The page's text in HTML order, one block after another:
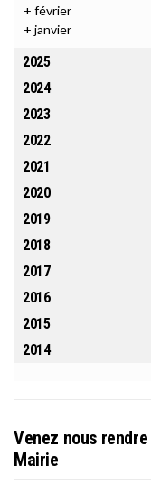
+ février
+ janvier
2025
2024
2023
2022
2021
2020
2019
2018
2017
2016
2015
2014
Venez nous
Mairie